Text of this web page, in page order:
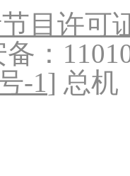
目许可
：
-1] 总机